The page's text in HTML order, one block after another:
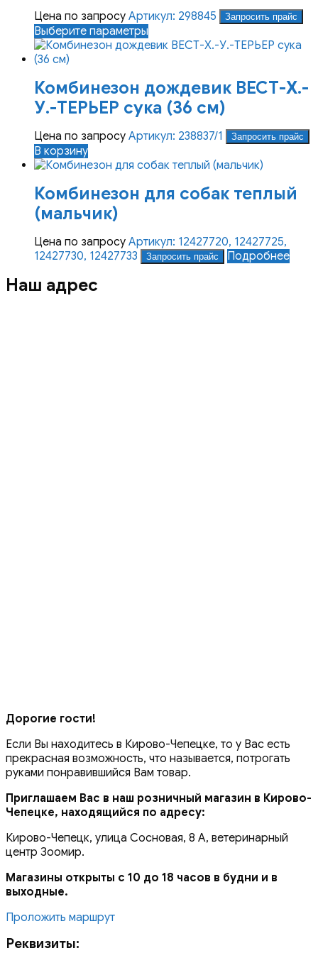
Цена по запросу Артикул: 298845 Запросить прайс
Выберите параметры
товар
вариаций.
Опции
можно
выбрать
на
странице
товара.
Комбинезон дождевик ВЕСТ-Х.-
У.-ТЕРЬЕР сука (36 см)
Цена по запросу Артикул: 238837/1 Запросить прайс
В корзину
Комбинезон для собак теплый
(мальчик)
Цена по запросу Артикул: 12427720, 12427725,
12427730, 12427733
Запросить прайс Подробнее
Наш адрес
Дорогие гости!
Если Вы находитесь в Кирово-Чепецке, то у Вас есть
прекрасная возможность, что называется, потрогать
руками понравившийся Вам товар.
Приглашаем Вас в наш розничный магазин в Кирово-
Чепецке, находящийся по адресу:
Кирово-Чепецк, улица Сосновая, 8 А, ветеринарный
центр Зоомир.
Магазины открыты с 10 до 18 часов в будни и в
выходные.
Проложить маршрут
Реквизиты: